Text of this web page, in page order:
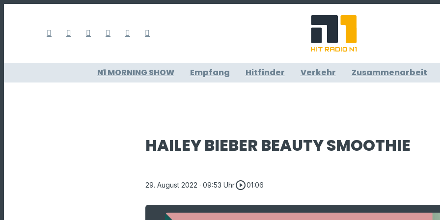
N1 MORNING SHOW Empfang Hitfinder Verkehr Zusammenarbeit
HAILEY BIEBER BEAUTY SMOOTHIE
29. August 2022 · 09:53 Uhrplay_circle_outline01:06